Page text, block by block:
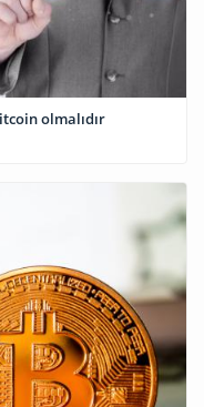
olmalıdır